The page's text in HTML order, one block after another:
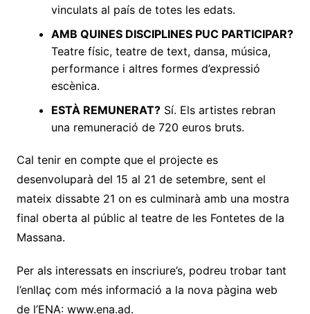
vinculats al país de totes les edats.
AMB QUINES DISCIPLINES PUC PARTICIPAR?
Teatre físic, teatre de text, dansa, música,
performance i altres formes d’expressió
escènica.
ESTÀ REMUNERAT?Sí. Els artistes rebran
una remuneració de 720 euros bruts.
Cal tenir en compte que el projecte es
desenvoluparà del 15 al 21 de setembre, sent el
mateix dissabte 21 on es culminarà amb una mostra
final oberta al públic al teatre de les Fontetes de la
Massana.
Per als interessats en inscriure’s, podreu trobar tant
l’enllaç com més informació a la nova pàgina web
de l’ENA: www.ena.ad.